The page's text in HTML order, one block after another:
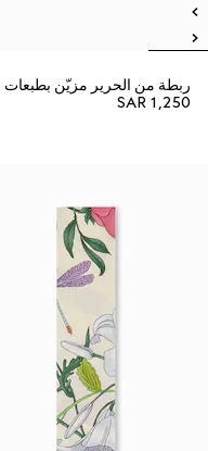
ربطة من الحرير مزيّن بطبعات
SAR 1,250